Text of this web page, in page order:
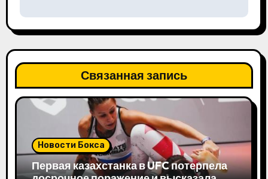
и
я
о
а
п
Связанная запись
Новости Бокса
Первая казахстанка в UFC потерпела